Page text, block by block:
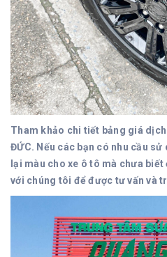
Tham khảo chi tiết bảng giá dịch
ĐỨC. Nếu các bạn có nhu cầu
lại màu cho xe ô tô mà chưa
với chúng tôi để được tư vấn và